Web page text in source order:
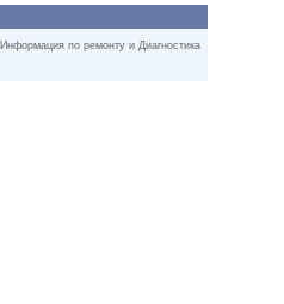
Информация по ремонту и Диагностика